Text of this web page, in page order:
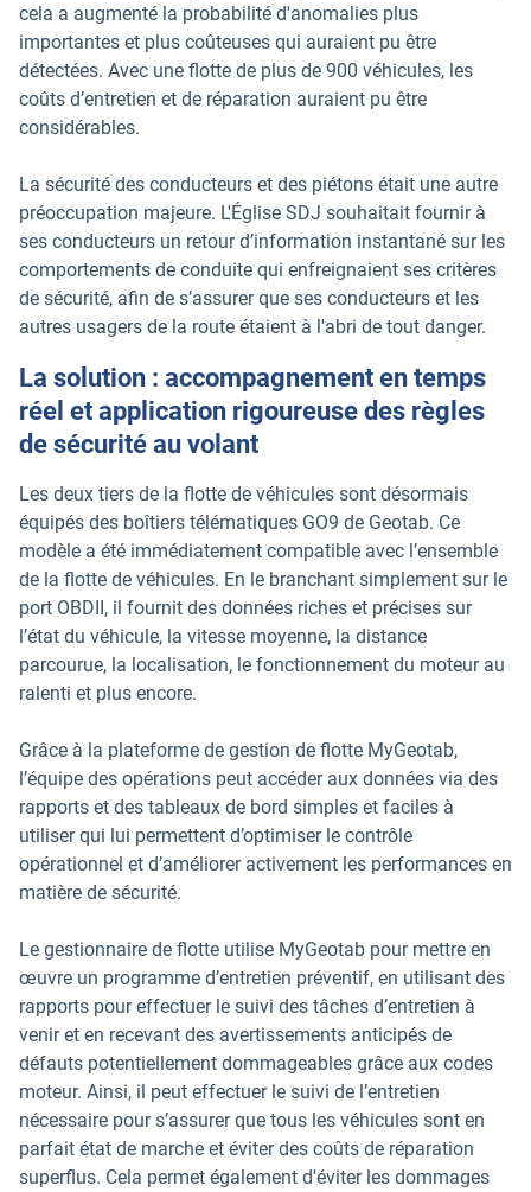
cela a augmenté la probabilité d'anomalies plus
importantes et plus coûteuses qui auraient pu être
détectées. Avec une flotte de plus de 900 véhicules, les
coûts d’entretien et de réparation auraient pu être
considérables.
La sécurité des conducteurs et des piétons était une autre
préoccupation majeure. L'Église SDJ souhaitait fournir à
ses conducteurs un retour d’information instantané sur les
comportements de conduite qui enfreignaient ses critères
de sécurité, afin de s’assurer que ses conducteurs et les
autres usagers de la route étaient à l'abri de tout danger.
La solution : accompagnement en temps
réel et application rigoureuse des règles
de sécurité au volant
Les deux tiers de la flotte de véhicules sont désormais
équipés des boîtiers télématiques GO9 de Geotab. Ce
modèle a été immédiatement compatible avec l’ensemble
de la flotte de véhicules. En le branchant simplement sur le
port OBDII, il fournit des données riches et précises sur
l’état du véhicule, la vitesse moyenne, la distance
parcourue, la localisation, le fonctionnement du moteur au
ralenti et plus encore.
Grâce à la plateforme de gestion de flotte MyGeotab,
l’équipe des opérations peut accéder aux données via des
rapports et des tableaux de bord simples et faciles à
utiliser qui lui permettent d’optimiser le contrôle
opérationnel et d’améliorer activement les performances en
matière de sécurité.
Le gestionnaire de flotte utilise MyGeotab pour mettre en
œuvre un programme d’entretien préventif, en utilisant des
rapports pour effectuer le suivi des tâches d’entretien à
venir et en recevant des avertissements anticipés de
défauts potentiellement dommageables grâce aux codes
moteur. Ainsi, il peut effectuer le suivi de l’entretien
nécessaire pour s’assurer que tous les véhicules sont en
parfait état de marche et éviter des coûts de réparation
superflus. Cela permet également d'éviter les dommages